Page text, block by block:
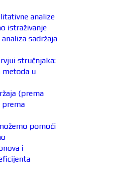
analize
istraživanje
sadržaja
stručnjaka:
metoda u
(prema
prema
pomoći
i